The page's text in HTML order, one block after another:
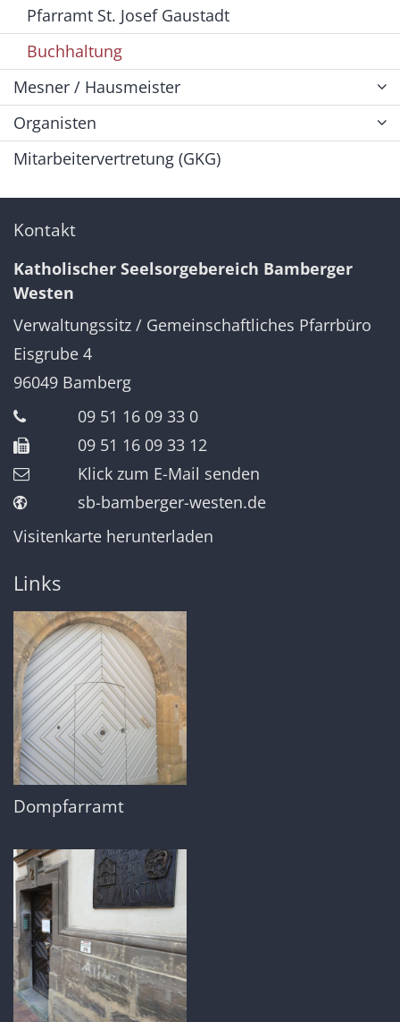
Pfarramt St. Josef Gaustadt
Buchhaltung
Mesner / Hausmeister
Organisten
Mitarbeitervertretung (GKG)
Kontakt
Katholischer Seelsorgebereich Bamberger
Westen
Verwaltungssitz / Gemeinschaftliches Pfarrbüro
Eisgrube 4
96049 Bamberg
09 51 16 09 33 0
09 51 16 09 33 12
Klick zum E-Mail senden
sb-bamberger-westen.de
Visitenkarte herunterladen
Links
Dompfarramt